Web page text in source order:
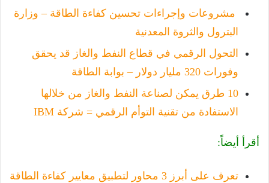
مشروعات وإجراءات تحسين كفاءة الطاقة – وزارة
البترول والثروة المعدنية
التحول الرقمي في قطاع النفط والغاز قد يحقق
وفورات 320 مليار دولار – بوابة الطاقة
10 طرق يمكن لصناعة النفط والغاز من خلالها
الاستفادة من تقنية التوأم الرقمي = شركة IBM
أقرأ أيضاً:
تعرف على أبرز 3 محاور لتطبيق معايير كفاءة الطاقة